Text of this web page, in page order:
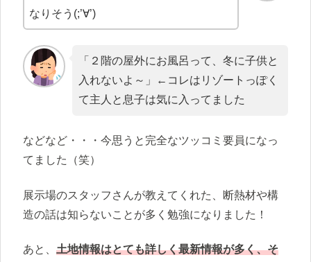
なりそう(;’∀’)
「２階の屋外にお風呂って、冬に子供と
入れないよ～」←コレはリゾートっぽく
て主人と息子は気に入ってました
などなど・・・今思うと完全なツッコミ要員になっ
てました（笑）
展示場のスタッフさんが教えてくれた、断熱材や構
造の話は知らないことが多く勉強になりました！
あと、 土地情報はとても詳しく最新情報が多く、そ